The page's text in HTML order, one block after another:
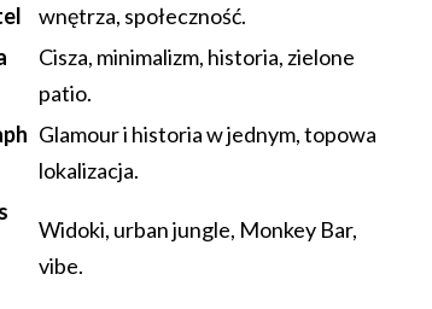
wnętrza, społeczność.
Cisza, minimalizm, historia, zielone
patio.
Glamour i historia w jednym, topowa
lokalizacja.
Widoki, urban jungle, Monkey Bar,
vibe.